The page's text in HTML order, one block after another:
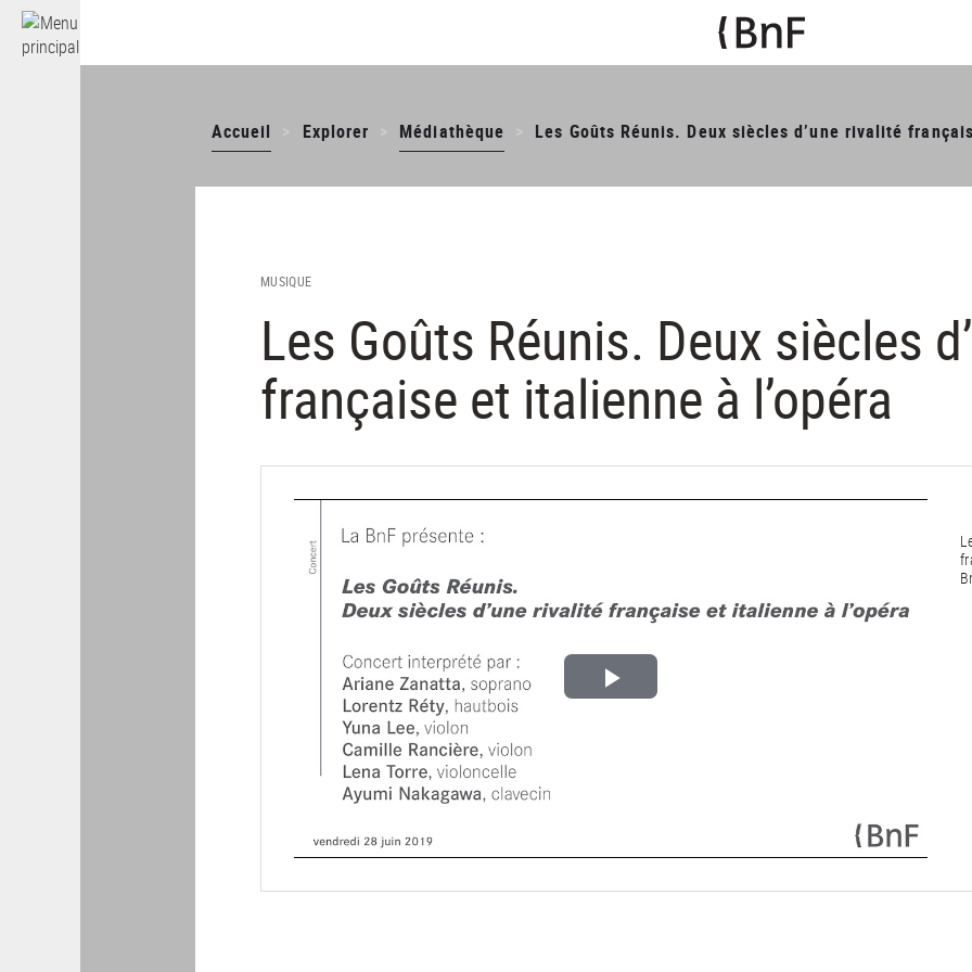
contenu
Accueil Explorer Médiathèque Les Goûts Réunis. Deux siècles d’une rivalité
MUSIQUE
Les Goûts Réunis. Deux siècles
française et italienne à l’opéra
Lire
Gestion des cookies